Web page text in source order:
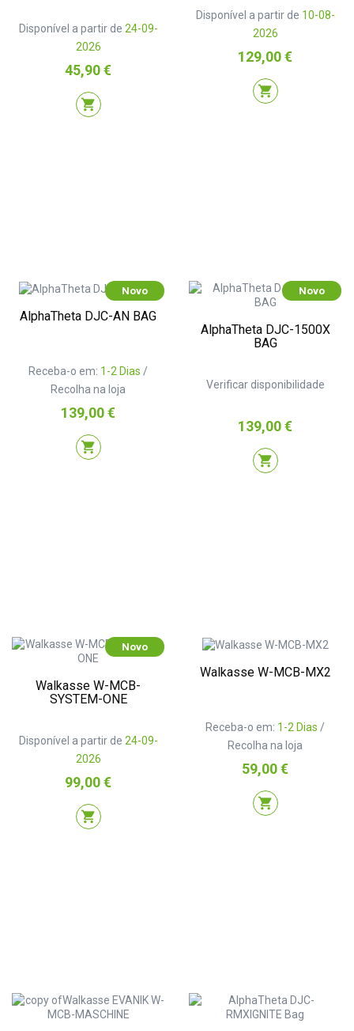
Disponível a partir de 24-09-
2026
Preço
45,90 €
shopping_cart
Disponível a partir de 10-08-
2026
Preço
129,00 €
shopping_cart
Novo
AlphaTheta DJC-AN BAG
Receba-o em: 1-2 Dias /
Recolha na loja
Preço
139,00 €
shopping_cart
Novo
AlphaTheta DJC-1500X
BAG
Verificar disponibilidade
Preço
139,00 €
shopping_cart
Novo
Walkasse W-MCB-
SYSTEM-ONE
Disponível a partir de 24-09-
2026
Preço
99,00 €
shopping_cart
Walkasse W-MCB-MX2
Receba-o em: 1-2 Dias /
Recolha na loja
Preço
59,00 €
shopping_cart